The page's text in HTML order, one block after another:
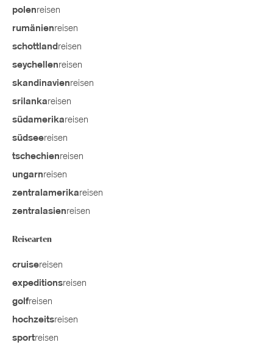
polenreisen
rumänienreisen
schottland reisen
seychellenreisen
skandinavienreisen
srilankareisen
südamerikareisen
südseereisen
tschechienreisen
ungarnreisen
zentralamerikareisen
zentralasienreisen
Reisearten
cruisereisen
expeditionsreisen
golfreisen
hochzeitsreisen
sportreisen